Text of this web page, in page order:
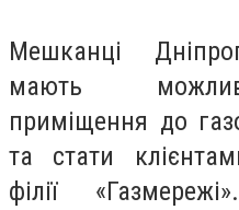
Мешканці
мають
приміщення до
та стати
філії